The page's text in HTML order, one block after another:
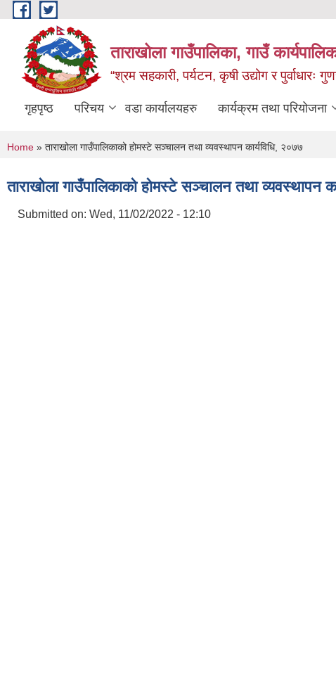
Skip to main content
ताराखोला गाउँपालिका, गाउँ
“श्रम सहकारी, पर्यटन, कृषी उद्योग र पुर्वाधारः
गृहपृष्ठ परिचय वडा कार्यालयहरु कार्यक्रम तथा परियोजना
You are here
Home » ताराखोला गाउँपालिकाको होमस्टे सञ्चालन तथा व्यवस्थापन कार्यविधि, २०७७
ताराखोला गाउँपालिकाको होमस्टे सञ्चालन तथा व्यवस्थापन
Submitted on: Wed, 11/02/2022 - 12:10